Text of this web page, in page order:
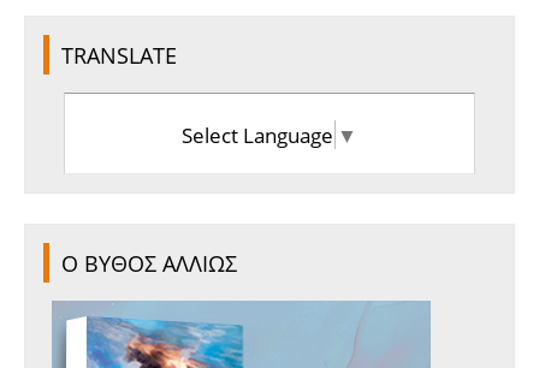
TRANSLATE
Select Language ▼
Ο ΒΥΘΟΣ ΑΛΛΙΩΣ